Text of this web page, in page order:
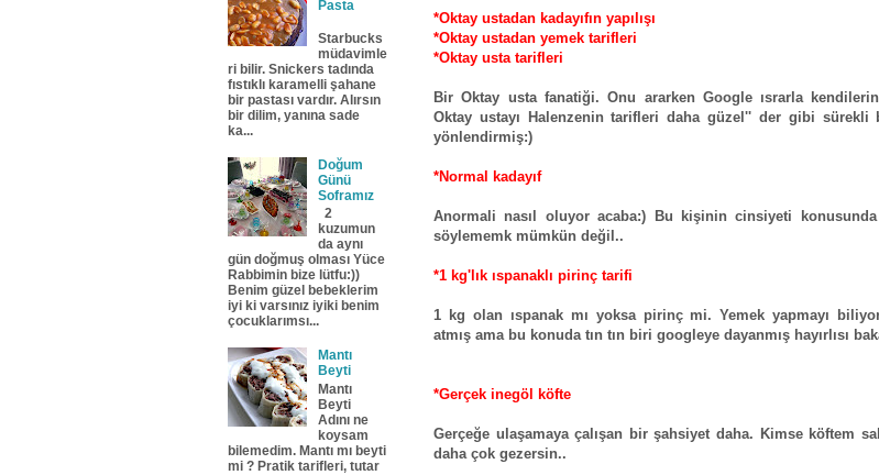
*Oktay ustadan kadayıfın yapılışı
*Oktay ustadan yemek tarifleri
*Oktay usta tarifleri
Bir Oktay usta fanatiği. Onu ararken Google ısrarla
Oktay ustayı Halenzenin tarifleri daha güzel'' der gibi
yönlendirmiş:)
*Normal kadayıf
Anormali nasıl oluyor acaba:) Bu kişinin cinsiyeti
söylememk mümkün değil..
*1 kg'lık ıspanaklı pirinç tarifi
1 kg olan ıspanak mı yoksa pirinç mi. Yemek yapmayı
atmış ama bu konuda tın tın biri googleye dayanmış hayırlısı
*Gerçek inegöl köfte
Gerçeğe ulaşamaya çalışan bir şahsiyet daha. Kimse köftem
daha çok gezersin..
Pasta
Starbucks
müdavimle
ri bilir. Snickers tadında
fıstıklı karamelli şahane
bir pastası vardır. Alırsın
bir dilim, yanına sade
ka...
Doğum
Günü
Soframız
2
kuzumun
da aynı
gün doğmuş olması Yüce
Rabbimin bize lütfu:))
Benim güzel bebeklerim
iyi ki varsınız iyiki benim
çocuklarımsı...
Mantı
Beyti
Mantı
Beyti
Adını ne
koysam
bilemedim. Mantı mı beyti
mi ? Pratik tarifleri, tutar